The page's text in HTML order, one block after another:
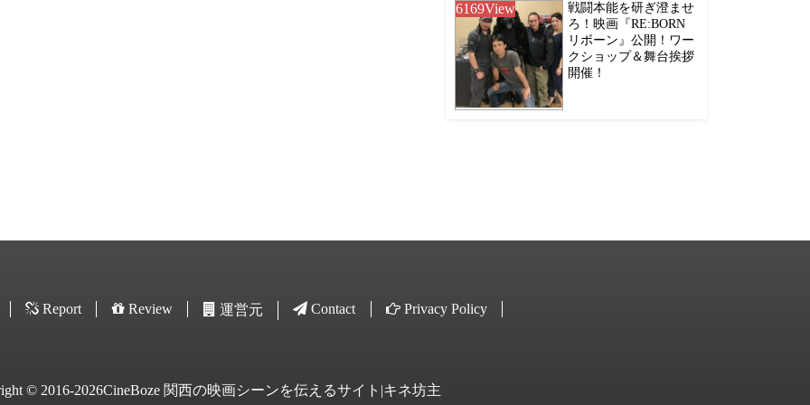
6169View
戦闘本能を研ぎ澄ませ
ろ！映画『RE:BORN
リボーン』公開！ワー
クショップ＆舞台挨拶
開催！
Report Review 運営元 Contact Privacy Policy
© 2016-2026CineBoze 関西の映画シーンを伝えるサイト|キネ坊主